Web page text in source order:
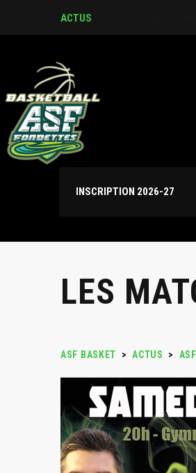
ACTUS
INSCRIPTION 2026-27
LES
ASF BASKET > ACTUS >